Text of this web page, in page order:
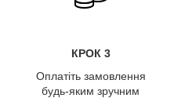
КРОК 3
Оплатіть замовлення
будь-яким зручним